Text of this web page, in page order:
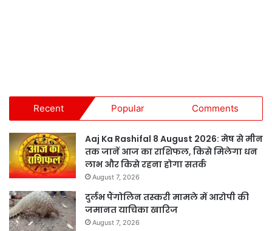
Recent Popular Comments
Aaj Ka Rashifal 8 August 2026: मेष से मीन
तक जानें आज का राशिफल, किसे मिलेगा धन
लाभ और किसे रहना होगा सतर्क
August 7, 2026
दुर्लभ पैंगोलिन तस्करी मामले में आरोपी की
जमानत याचिका खारिज
August 7, 2026